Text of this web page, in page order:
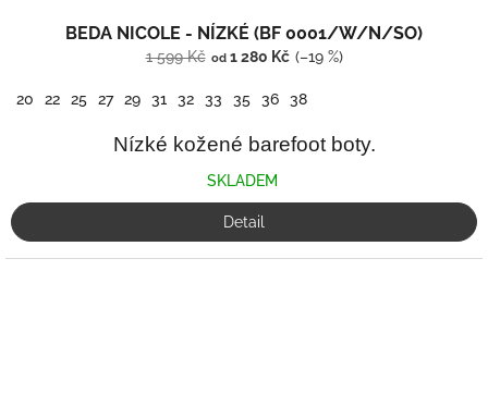
BEDA NICOLE - NÍZKÉ (BF 0001/W/N/SO)
1 599 Kč od1 280 Kč (–19 %)
20 22 25 27 29 31 32 33 35 36 38
Nízké kožené barefoot boty.
SKLADEM
Detail